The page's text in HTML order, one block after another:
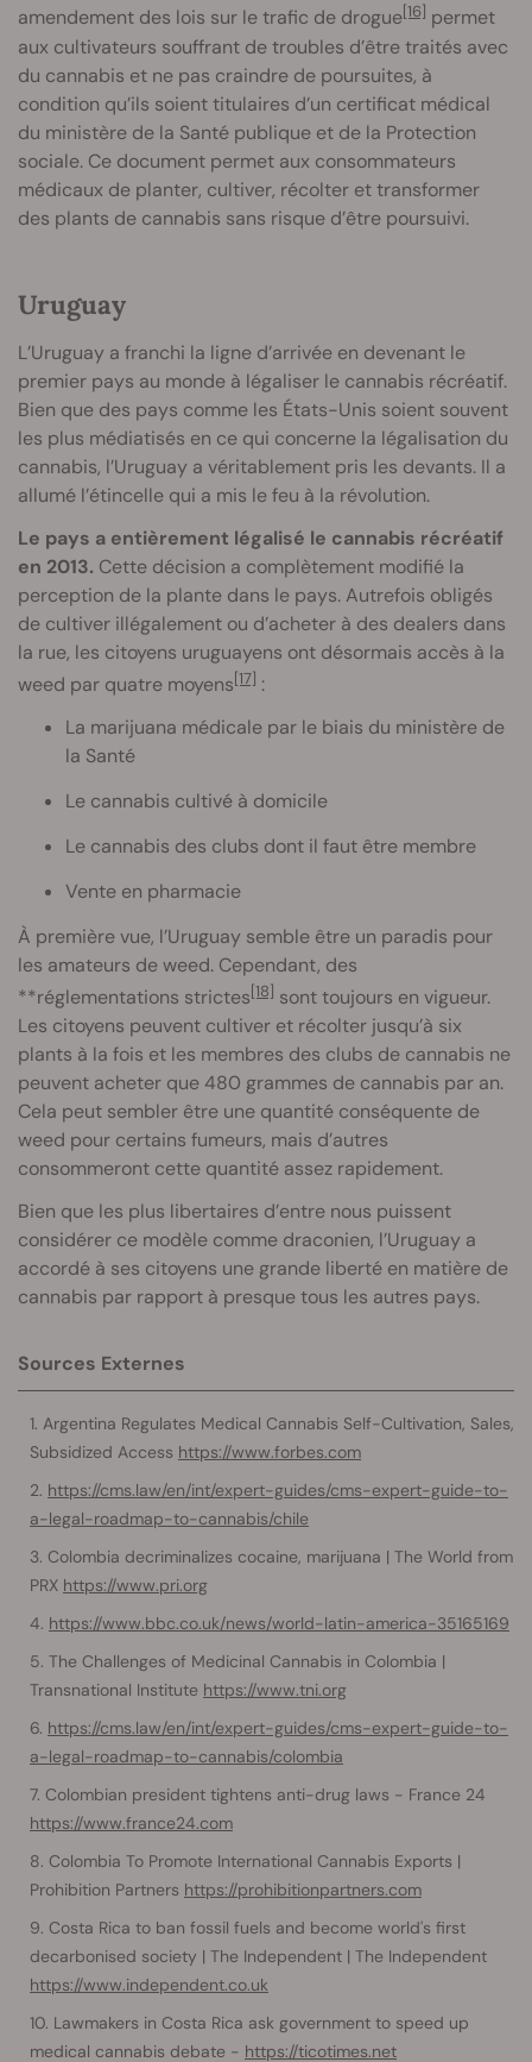
amendement des lois sur le trafic de drogue[16] permet
aux cultivateurs souffrant de troubles d’être traités avec
du cannabis et ne pas craindre de poursuites, à
condition qu’ils soient titulaires d’un certificat médical
du ministère de la Santé publique et de la Protection
sociale. Ce document permet aux consommateurs
médicaux de planter, cultiver, récolter et transformer
des plants de cannabis sans risque d’être poursuivi.
Uruguay
L’Uruguay a franchi la ligne d’arrivée en devenant le
premier pays au monde à légaliser le cannabis récréatif.
Bien que des pays comme les États-Unis soient souvent
les plus médiatisés en ce qui concerne la légalisation du
cannabis, l’Uruguay a véritablement pris les devants. Il a
allumé l’étincelle qui a mis le feu à la révolution.
Le pays a entièrement légalisé le cannabis récréatif
en 2013. Cette décision a complètement modifié la
perception de la plante dans le pays. Autrefois obligés
de cultiver illégalement ou d’acheter à des dealers dans
la rue, les citoyens uruguayens ont désormais accès à la
weed par quatre moyens[17] :
La marijuana médicale par le biais du ministère de
la Santé
Le cannabis cultivé à domicile
Le cannabis des clubs dont il faut être membre
Vente en pharmacie
À première vue, l’Uruguay semble être un paradis pour
les amateurs de weed. Cependant, des
**réglementations strictes[18] sont toujours en vigueur.
Les citoyens peuvent cultiver et récolter jusqu’à six
plants à la fois et les membres des clubs de cannabis ne
peuvent acheter que 480 grammes de cannabis par an.
Cela peut sembler être une quantité conséquente de
weed pour certains fumeurs, mais d’autres
consommeront cette quantité assez rapidement.
Bien que les plus libertaires d’entre nous puissent
considérer ce modèle comme draconien, l’Uruguay a
accordé à ses citoyens une grande liberté en matière de
cannabis par rapport à presque tous les autres pays.
Sources Externes
Argentina Regulates Medical Cannabis Self-Cultivation, Sales,
Subsidized Access https://www.forbes.com
https://cms.law/en/int/expert-guides/cms-expert-guide-to-
a-legal-roadmap-to-cannabis/chile
Colombia decriminalizes cocaine, marijuana | The World from
PRX https://www.pri.org
https://www.bbc.co.uk/news/world-latin-america-35165169
The Challenges of Medicinal Cannabis in Colombia |
Transnational Institute https://www.tni.org
https://cms.law/en/int/expert-guides/cms-expert-guide-to-
a-legal-roadmap-to-cannabis/colombia
Colombian president tightens anti-drug laws - France 24
https://www.france24.com
Colombia To Promote International Cannabis Exports |
Prohibition Partners https://prohibitionpartners.com
Costa Rica to ban fossil fuels and become world's first
decarbonised society | The Independent | The Independent
https://www.independent.co.uk
Lawmakers in Costa Rica ask government to speed up
medical cannabis debate - https://ticotimes.net